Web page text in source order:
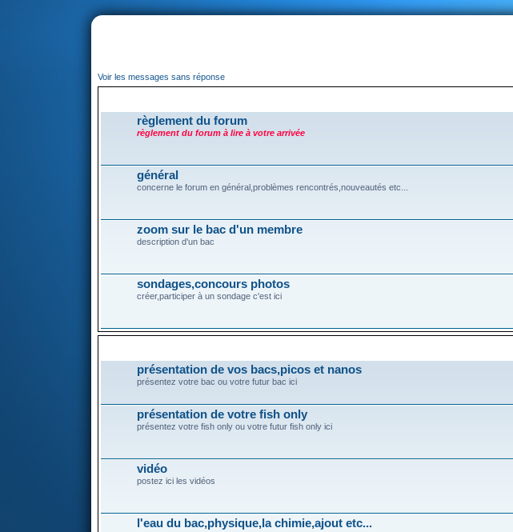
Voir les messages sans réponse
règlement du forum
règlement du forum à lire à votre arrivée
général
concerne le forum en général,problèmes rencontrés,nouveautés etc...
zoom sur le bac d'un membre
description d'un bac
sondages,concours photos
créer,participer à un sondage c'est ici
présentation de vos bacs,picos et nanos
présentez votre bac ou votre futur bac ici
présentation de votre fish only
présentez votre fish only ou votre futur fish only ici
vidéo
postez ici les vidéos
l'eau du bac,physique,la chimie,ajout etc...